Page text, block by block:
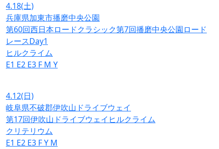
4.18(土)
兵庫県加東市播磨中央公園
第60回西日本ロードクラシック第7回播磨中央公園ロード
レースDay1
ヒルクライム
E1 E2 E3 F M Y
4.12(日)
岐阜県不破郡伊吹山ドライブウェイ
第17回伊吹山ドライブウェイヒルクライム
クリテリウム
E1 E2 E3 FY M